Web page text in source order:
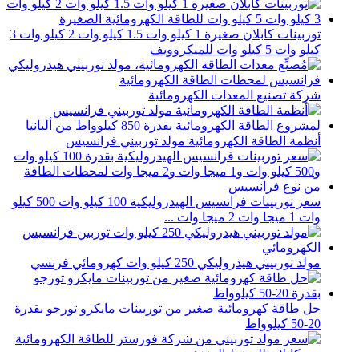
توربينات كابلان صغيرة 1 كيلو وات 1.5 كيلو وات 2 كيلو وات 3
كيلو وات 5 كيلو وات للميكروويف
شركة تصنيع المعدات الكهرومائية
أنظمة الطاقة الكهرومائية مولد توربيني فرانسيس
سعر توربينات فرانسيس الهيدروليكية 100 كيلو وات 500 كيلو
وات 1 ميجا وات 2 ميجا وات ...
مولد توربيني هيدروليكي 250 كيلو وات كهرومائي فرنسي
حل طاقة كهرومائية صغير من توربينات مايكرو تورجو بقدرة
20-50 كيلوواط